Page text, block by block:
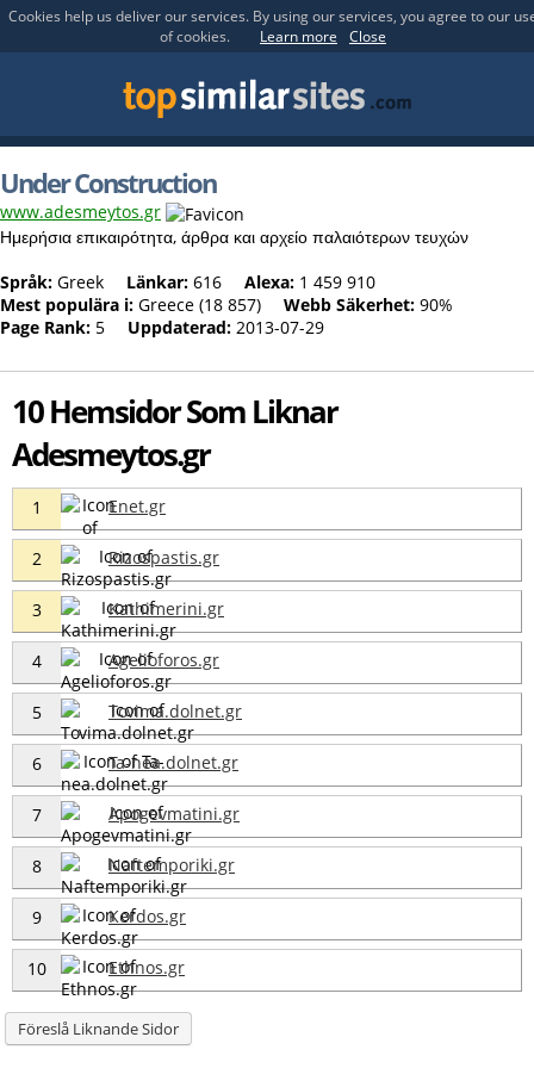
Cookies help us deliver our services. By using our services, you agree to our
of cookies.
Learn more Close
Under Construction
www.adesmeytos.gr
Ημερήσια επικαιρότητα, άρθρα και αρχείο παλαιότερων τευχών
Språk: Greek Länkar: 616 Alexa: 1 459 910
Mest populära i: Greece (18 857) Webb Säkerhet: 90%
Page Rank: 5 Uppdaterad: 2013-07-29
10 Hemsidor Som Liknar
Adesmeytos.gr
1 Enet.gr
2 Rizospastis.gr
3 Kathimerini.gr
4 Agelioforos.gr
5 Tovima.dolnet.gr
6 Ta-nea.dolnet.gr
7 Apogevmatini.gr
8 Naftemporiki.gr
9 Kerdos.gr
10 Ethnos.gr
Föreslå Liknande Sidor